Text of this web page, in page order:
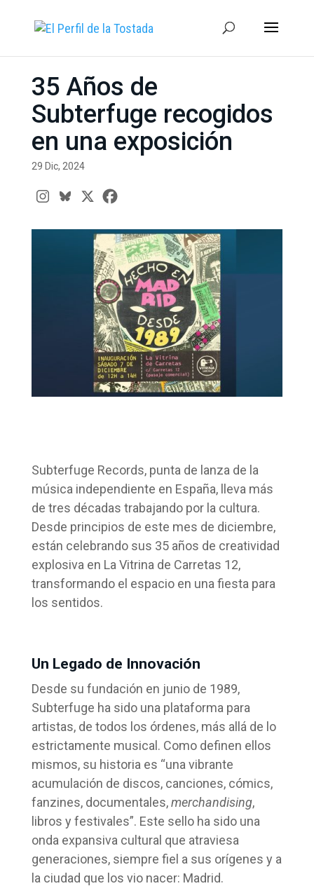
35 Años de
Subterfuge recogidos
en una exposición
29 Dic, 2024
Subterfuge Records, punta de lanza de la
música independiente en España, lleva más
de tres décadas trabajando por la cultura.
Desde principios de este mes de diciembre,
están celebrando sus 35 años de creatividad
explosiva en La Vitrina de Carretas 12,
transformando el espacio en una fiesta para
los sentidos.
Un Legado de Innovación
Desde su fundación en junio de 1989,
Subterfuge ha sido una plataforma para
artistas, de todos los órdenes, más allá de lo
estrictamente musical. Como definen ellos
mismos, su historia es “una vibrante
acumulación de discos, canciones, cómics,
fanzines, documentales,merchandising,
libros y festivales”. Este sello ha sido una
onda expansiva cultural que atraviesa
generaciones, siempre fiel a sus orígenes y a
la ciudad que los vio nacer: Madrid.